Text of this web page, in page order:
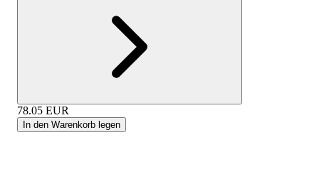
78.05 EUR
In den Warenkorb legen